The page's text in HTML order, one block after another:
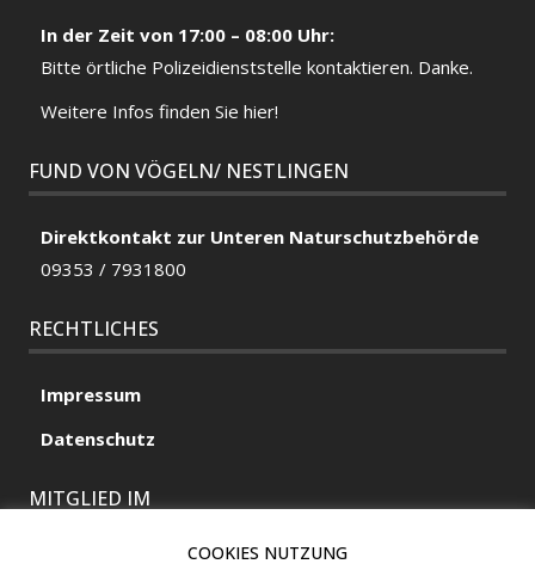
In der Zeit von 17:00 – 08:00 Uhr:
Bitte örtliche Polizeidienststelle kontaktieren. Danke.
Weitere Infos finden Sie hier!
FUND VON VÖGELN/ NESTLINGEN
Direktkontakt zur Unteren Naturschutzbehörde
09353 / 7931800
RECHTLICHES
Impressum
Datenschutz
MITGLIED IM
COOKIES NUTZUNG